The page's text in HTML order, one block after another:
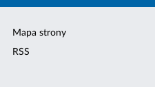
Mapa strony
RSS